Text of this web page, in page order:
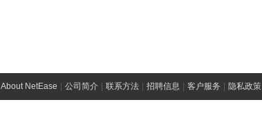
About NetEase 公司简介 联系方法 招聘信息 客户服务 隐私政策